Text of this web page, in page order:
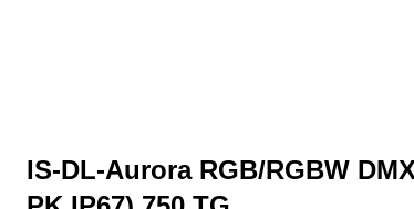
IS-DL-Aurora RGB/RGBW